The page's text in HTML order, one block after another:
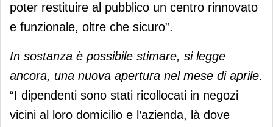
poter restituire al pubblico un centro rinnovato
e funzionale, oltre che sicuro”.
In sostanza è possibile stimare, si legge
ancora, una nuova apertura nel mese di aprile.
“I dipendenti sono stati ricollocati in negozi
vicini al loro domicilio e l’azienda, là dove